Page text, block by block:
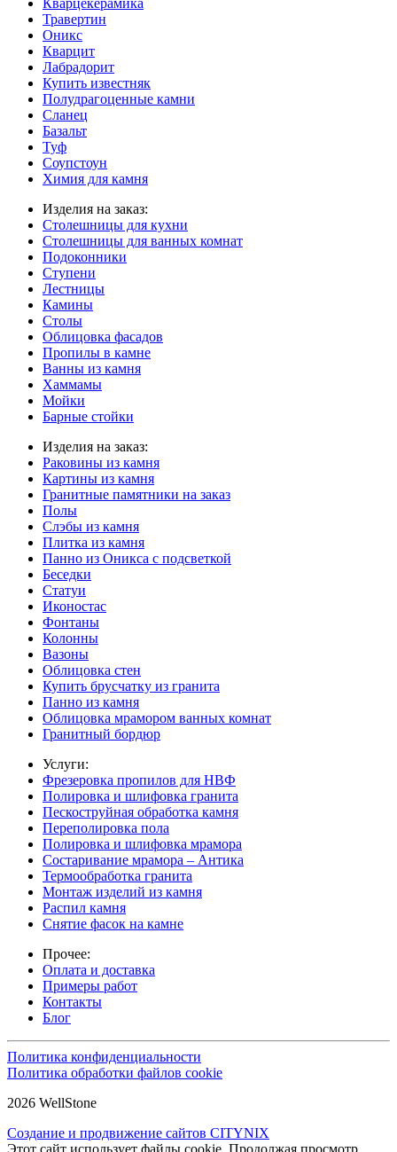
Кварцекерамика
Травертин
Оникс
Кварцит
Лабрадорит
Купить известняк
Полудрагоценные камни
Сланец
Базальт
Туф
Соупстоун
Химия для камня
Изделия на заказ:
Столешницы для кухни
Столешницы для ванных комнат
Подоконники
Ступени
Лестницы
Камины
Столы
Облицовка фасадов
Пропилы в камне
Ванны из камня
Хаммамы
Мойки
Барные стойки
Изделия на заказ:
Раковины из камня
Картины из камня
Гранитные памятники на заказ
Полы
Слэбы из камня
Плитка из камня
Панно из Оникса с подсветкой
Беседки
Статуи
Иконостас
Фонтаны
Колонны
Вазоны
Облицовка стен
Купить брусчатку из гранита
Панно из камня
Облицовка мрамором ванных комнат
Гранитный бордюр
Услуги:
Фрезеровка пропилов для НВФ
Полировка и шлифовка гранита
Пескоструйная обработка камня
Переполировка пола
Полировка и шлифовка мрамора
Состаривание мрамора – Антика
Термообработка гранита
Монтаж изделий из камня
Распил камня
Снятие фасок на камне
Прочее:
Оплата и доставка
Примеры работ
Контакты
Блог
Политика конфиденциальности
Политика обработки файлов cookie
2026 WellStone
Создание и продвижение сайтов CITYNIX
Этот сайт использует файлы cookie. Продолжая просмотр